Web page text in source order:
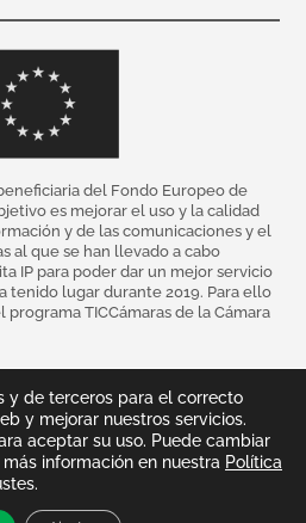
del Fondo Europeo de
es mejorar el uso y la calidad
y de las comunicaciones y el
al que se han llevado a cabo
IP para poder dar un mejor servicio
tenido lugar durante 2019. Para ello
TICCámaras de la Cámara
y de terceros para el correcto
y mejorar nuestros servicios.
aceptar su uso. Puede cambiar
información en nuestra Política